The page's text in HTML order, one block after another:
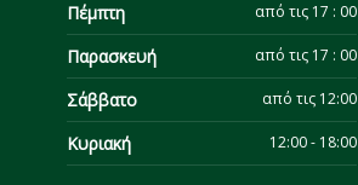
Πέμπτη από τις 17 : 00
Παρασκευή από τις 17 : 00
Σάββατο από τις 12:00
Κυριακή 12:00 - 18:00